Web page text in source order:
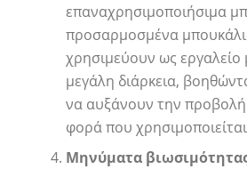
επαναχρησιμοποιήσιμα
προσαρμοσμένα
χρησιμεύουν ως εργαλείο
μεγάλη διάρκεια,
να αυξάνουν την
φορά που
Μηνύματα